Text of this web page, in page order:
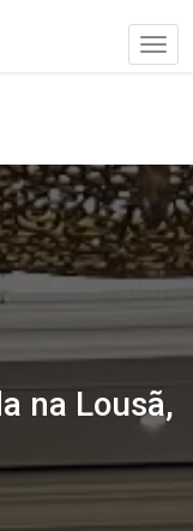
na Lousã,